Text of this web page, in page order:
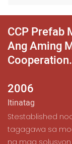
CCP Prefab
Ang Aming
Cooperation.
2006
Itinatag
︎Stestablished
tagagawa sa
na mga